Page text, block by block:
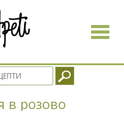
Toggle
в розово